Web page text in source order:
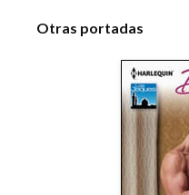
Otras portadas